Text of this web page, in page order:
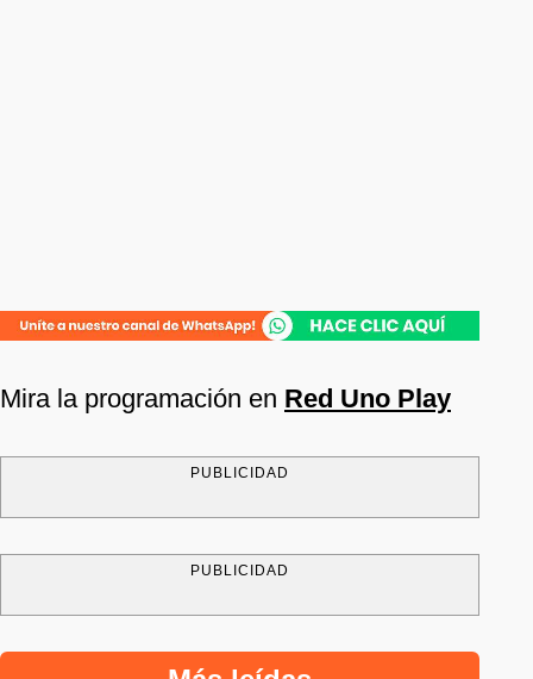
Mira la programación en Red Uno Play
PUBLICIDAD
PUBLICIDAD